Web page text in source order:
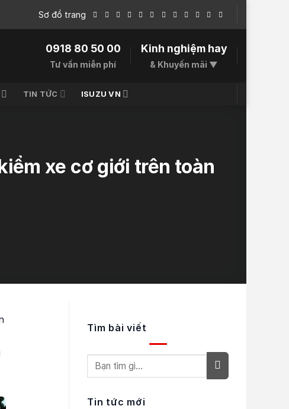
Sơ đồ trang
0918 80 50 00
Tư vấn miễn phí
Kinh nghiệm hay
& Khuyến mãi ▼
TIN TỨC ISUZU VN
xe cơ giới trên toàn
Tìm bài viết
Tin tức mới